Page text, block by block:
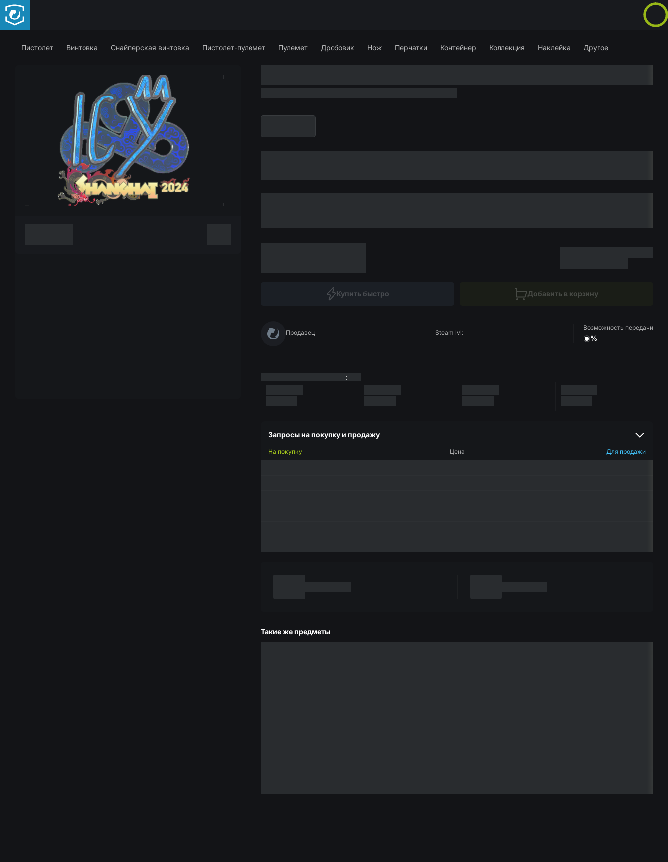
Пистолет Винтовка Снайперская винтовка Пистолет-пулемет Пулемет Дробовик Нож Перчатки Контейнер Коллекция Наклейка Другое
Купить быстро Добавить в корзину
Продавец Steam lvl:
Возможность передачи
%
:
Запросы на покупку и продажу
На покупку Цена Для продажи
Такие же предметы